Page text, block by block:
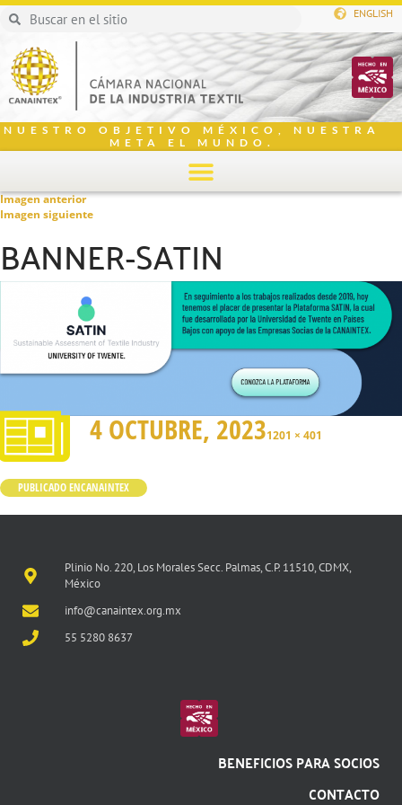
ENGLISH
NUESTRO OBJETIVO MÉXICO, NUESTRA
META EL MUNDO.
Imagen anterior
Imagen siguiente
BANNER-SATIN
4 OCTUBRE, 20231201 × 401
PUBLICADO ENCANAINTEX
Plinio No. 220, Los Morales Secc. Palmas, C.P. 11510, CDMX,
México
info@canaintex.org.mx
55 5280 8637
BENEFICIOS PARA SOCIOS
CONTACTO